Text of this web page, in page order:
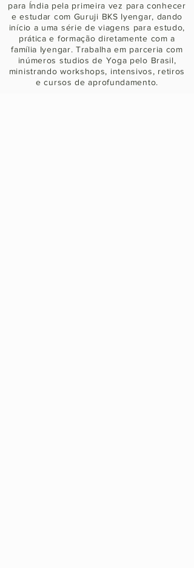
para Índia pela primeira vez para conhecer
e estudar com Guruji BKS Iyengar, dando
início a uma série de viagens para estudo,
prática e formação diretamente com a
família Iyengar. Trabalha em parceria com
inúmeros studios de Yoga pelo Brasil,
ministrando workshops, intensivos, retiros
e cursos de aprofundamento.